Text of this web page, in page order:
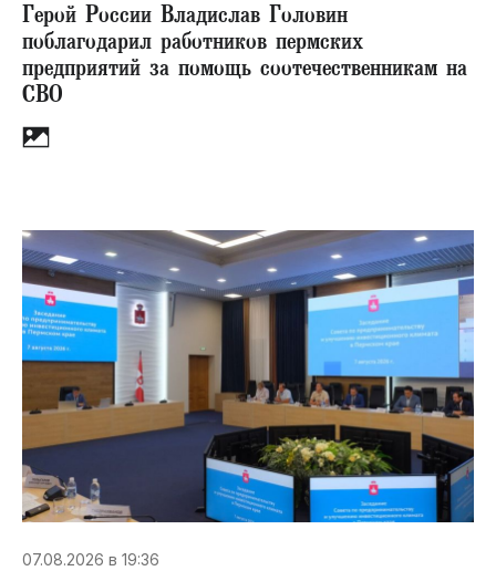
Герой России Владислав Головин
поблагодарил работников пермских
предприятий за помощь соотечественникам на
СВО
07.08.2026 в 19:36